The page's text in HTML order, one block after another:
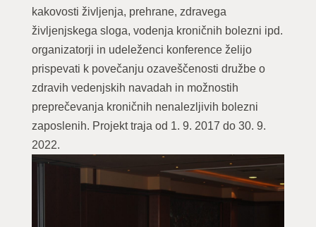
kakovosti življenja, prehrane, zdravega
življenjskega sloga, vodenja kroničnih bolezni ipd.
organizatorji in udeleženci konference želijo
prispevati k povečanju ozaveščenosti družbe o
zdravih vedenjskih navadah in možnostih
preprečevanja kroničnih nenalezljivih bolezni
zaposlenih. Projekt traja od 1. 9. 2017 do 30. 9.
2022.